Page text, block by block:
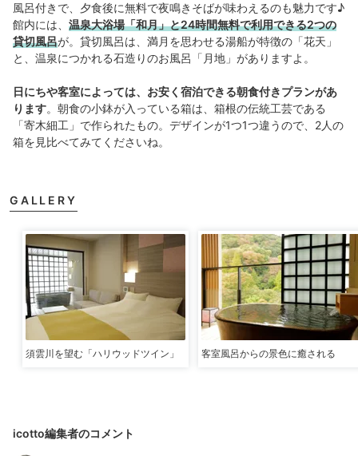
風呂付きで、夕食後に無料で夜鳴きそばが味わえるのも魅力です♪
館内には、 温泉大浴場「和月」と24時間無料で利用できる2つの
貸切風呂が。貸切風呂は、満月を思わせる湯船が特徴の「花天」
と、温泉につかれる石造りのお風呂「月地」がありますよ。
日にちや客室によっては、お安く宿泊できる朝食付きプランがあ
ります。朝食の小鉢が入っている箱は、箱根の伝統工芸である
「寄木細工」で作られたもの。デザインが1つ1つ違うので、2人の
箱を見比べてみてくださいね。
GALLERY
須雲川を望む「ハリウッドツイン」 客室風呂からの景色に癒される
icotto編集者のコメント